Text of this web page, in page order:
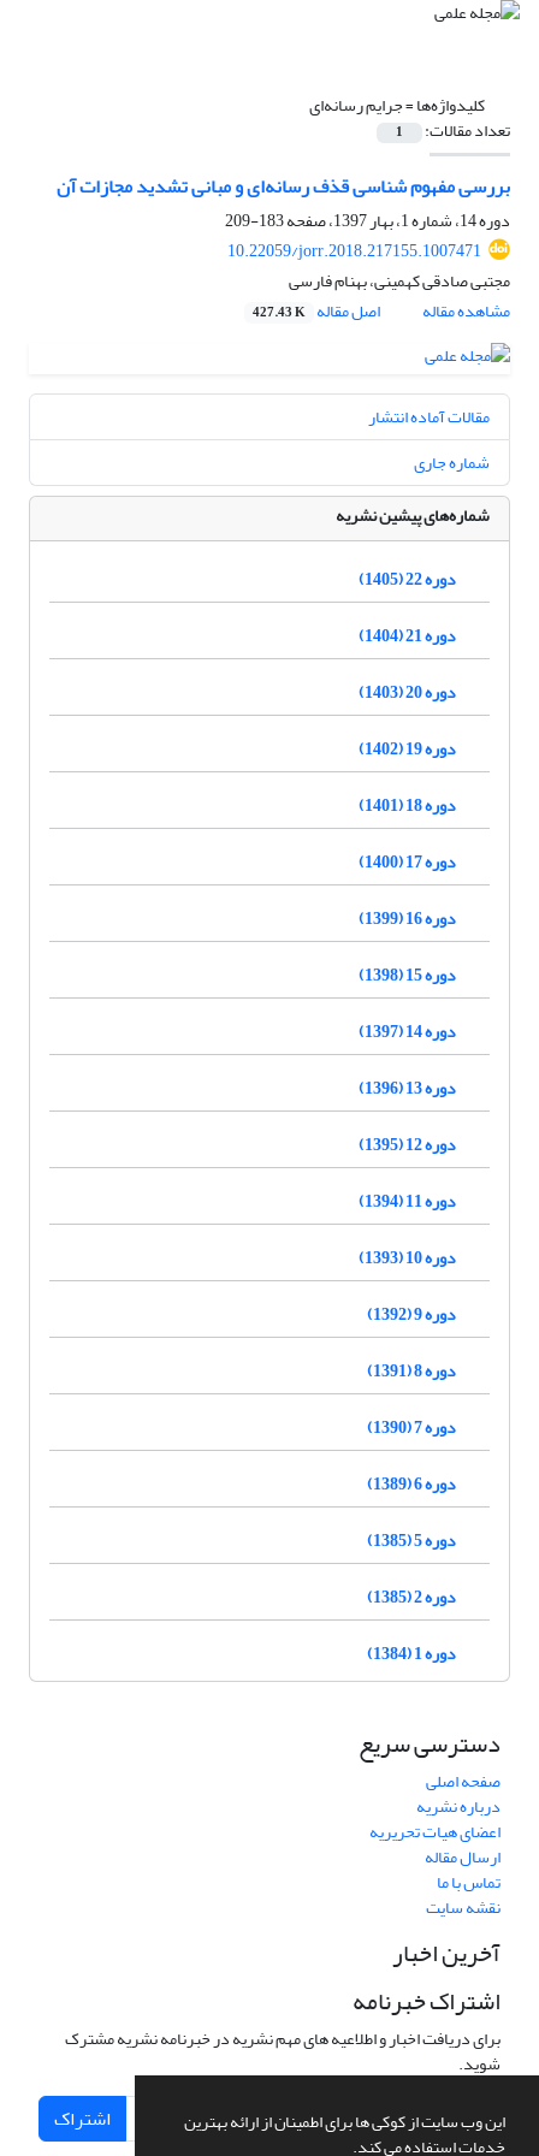
این وب سایت از کوکی ها برای اطمینان از ارائه بهترین
خدمات استفاده می کند.
کلیدواژه‌ها =جرایم رسانه‌ای
تعداد مقالات: 1
بررسی مفهوم شناسی قذف رسانه‌ای و مبانی تشدید مجازات آن
دوره 14، شماره 1، بهار 1397، صفحه
183-209
10.22059/jorr.2018.217155.1007471
مجتبی صادقی کهمینی، بهنام فارسی
مشاهده مقاله
اصل مقاله 427.43 K
مقالات آماده انتشار
شماره جاری
شماره‌های پیشین نشریه
دوره 22 (1405)
دوره 21 (1404)
دوره 20 (1403)
دوره 19 (1402)
دوره 18 (1401)
دوره 17 (1400)
دوره 16 (1399)
دوره 15 (1398)
دوره 14 (1397)
دوره 13 (1396)
دوره 12 (1395)
دوره 11 (1394)
دوره 10 (1393)
دوره 9 (1392)
دوره 8 (1391)
دوره 7 (1390)
دوره 6 (1389)
دوره 5 (1385)
دوره 2 (1385)
دوره 1 (1384)
دسترسی سریع
صفحه اصلی
درباره نشریه
اعضای هیات تحریریه
ارسال مقاله
تماس با ما
نقشه سایت
آخرین اخبار
اشتراک خبرنامه
برای دریافت اخبار و اطلاعیه های مهم نشریه در خبرنامه نشریه مشترک
شوید.
اشتراک